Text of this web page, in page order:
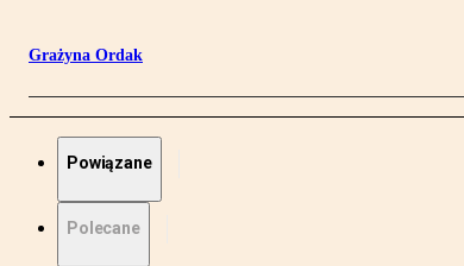
Grażyna Ordak
Powiązane
Polecane